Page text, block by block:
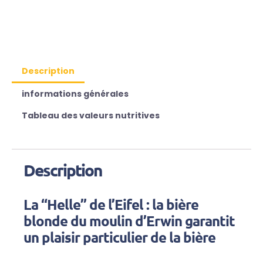
Description
informations générales
Tableau des valeurs nutritives
Description
La “Helle” de l’Eifel : la bière
blonde du moulin d’Erwin garantit
un plaisir particulier de la bière